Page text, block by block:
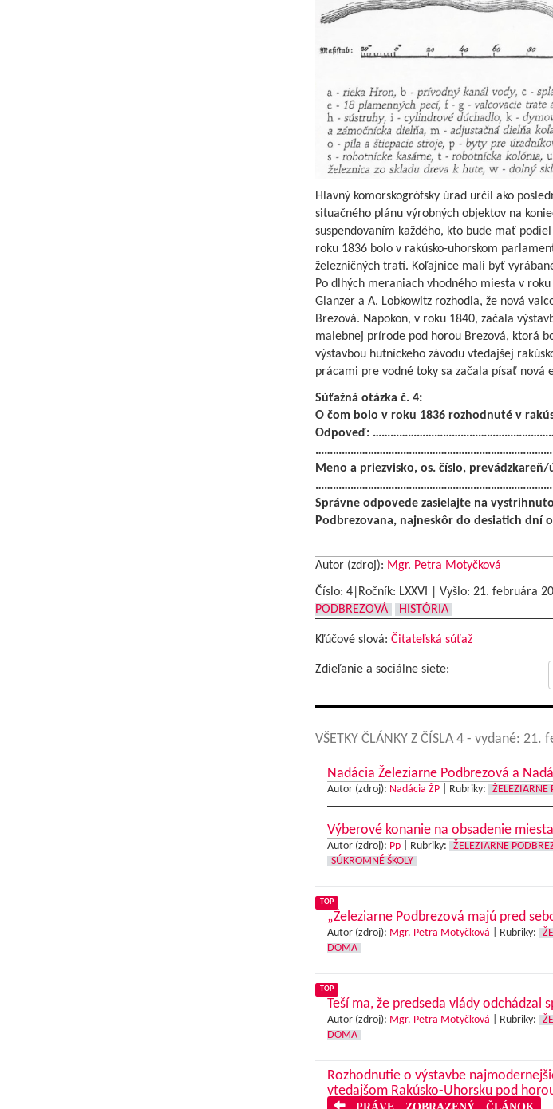
Hlavný komorskogrófsky úrad určil ako
situačného plánu výrobných objektov na
suspendovaním každého, kto bude mať
roku 1836 bolo v rakúsko-uhorskom
železničných tratí. Koľajnice mali byť
Po dlhých meraniach vhodného miesta v
Glanzer a A. Lobkowitz rozhodla, že nová
Brezová. Napokon, v roku 1840, začala
malebnej prírode pod horou Brezová, ktorá
výstavbou hutníckeho závodu vtedajšej
prácami pre vodné toky sa začala písať nová
Súťažná otázka č. 4:
O čom bolo v roku 1836 rozhodnuté v
Odpoveď:
Meno a priezvisko, os. číslo,
Správne odpovede zasielajte na
Podbrezovana, najneskôr do desiatich dní
Autor (zdroj): Mgr. Petra Motyčková
Číslo: 4|Ročník: LXXVI | Vyšlo: 21. februára
PODBREZOVÁ
HISTÓRIA
Kľúčové slová: Čitateľská súťaž
Zdieľanie a sociálne siete:
VŠETKY ČLÁNKY Z ČÍSLA 4 - vydané: 21.
Nadácia Železiarne Podbrezová a
Autor (zdroj): Nadácia ŽP| Rubriky: ŽELEZIARNE
Výberové konanie na obsadenie
Autor (zdroj): Pp| Rubriky: ŽELEZIARNE
SÚKROMNÉ ŠKOLY
TOP
„Železiarne Podbrezová majú pred
Autor (zdroj): Mgr. Petra Motyčková Rubriky:
DOMA
TOP
Teší ma, že predseda vlády odchádzal
Autor (zdroj): Mgr. Petra Motyčková Rubriky:
DOMA
Rozhodnutie o výstavbe
vtedajšom Rakúsko-Uhorsku pod
PRÁVE ZOBRAZENÝ ČLÁNOK